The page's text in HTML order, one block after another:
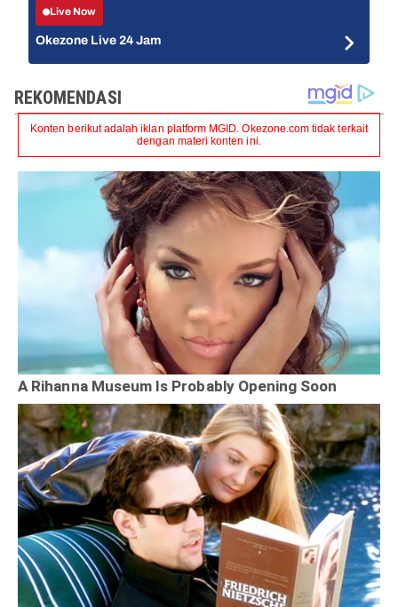
Live Now
Okezone Live 24 Jam